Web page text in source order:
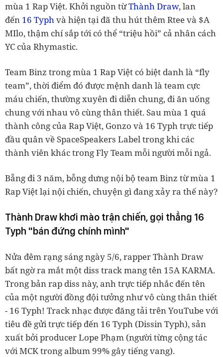
mùa 1 Rap Việt. Khởi nguồn từThành Draw, lan
đến 16 Typhvà hiện tại đã thu hút thêm Rtee và $A
MIlo, thậm chí sắp tới có thể “triệu hồi” cả nhân cách
YC của Rhymastic.
Team Binz trong mùa 1 Rap Việt có biệt danh là “fly
team”, thời điểm đó được mệnh danh là team cực
máu chiến, thường xuyên đi diễn chung, đi ăn uống
chung với nhau vô cùng thân thiết. Sau mùa 1 quá
thành công của Rap Việt, Gonzo và 16 Typh trực tiếp
đầu quân về SpaceSpeakers Label trong khi các
thành viên khác trong Fly Team mỗi người mỗi ngả.
Bẵng đi 3 năm, bỗng dưng nội bộ team Binz từ mùa 1
Rap Việt lại nội chiến, chuyện gì đang xảy ra thế này?
Thành Draw khơi mào trận chiến, gọi thẳng 16
Typh "bán đứng chính mình"
Nửa đêm rạng sáng ngày 5/6, rapper Thành Draw
bất ngờ ra mắt một diss track mang tên 15A KARMA.
Trong bản rap diss này, anh trực tiếp nhắc đến tên
của một người đồng đội tưởng như vô cùng thân thiết
- 16 Typh! Track nhạc được đăng tải trên YouTube với
tiêu đề gửi trực tiếp đến 16 Typh (Dissin Typh), sản
xuất bởi producer Lope Phạm (người từng cộng tác
với MCK trong album 99% gây tiếng vang).